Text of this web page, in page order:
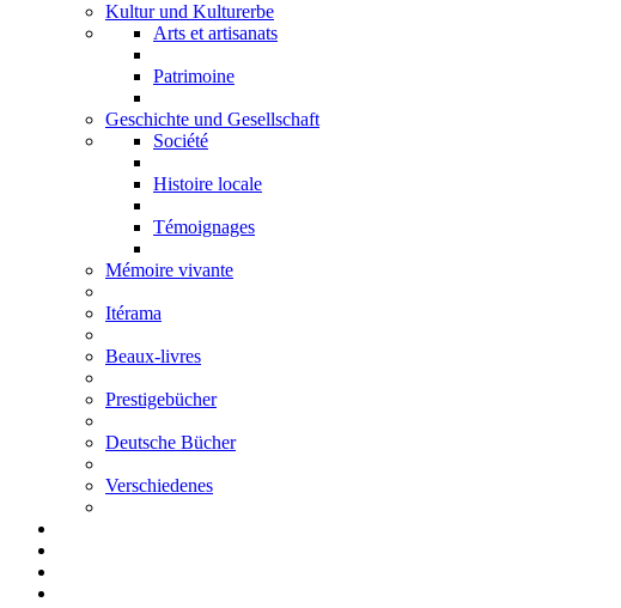
Kultur und Kulturerbe
Arts et artisanats
Patrimoine
Geschichte und Gesellschaft
Société
Histoire locale
Témoignages
Mémoire vivante
Itérama
Beaux-livres
Prestigebücher
Deutsche Bücher
Verschiedenes